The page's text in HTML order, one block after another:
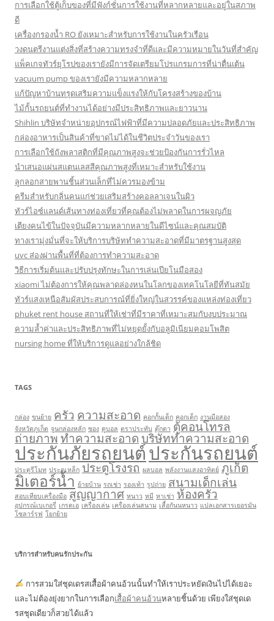
การเลือกใช้ตู้เก็บของที่มีฟังก์ชั่นการใช้งานที่หลากหลายและอยู่ในสภาพ
ดี
เครื่องกรองน้ำ RO ยังเหมาะสำหรับการใช้งานในครัวเรือน
วงดนตรีงานแต่งสิ่งที่สร้างความทรงจำที่ดีและมีความหมายในวันที่สำคัญ
แพ็คเกจทัวร์ยุโรปของเรายังมีการจัดเตรียมโปรแกรมการที่น่าตื่นเต้น
vacuum pump ของเรายังมีความหลากหลาย
แก้ปัญหาบ้านทรุดเสริมความแข็งแรงให้กับโครงสร้างของบ้าน
ไม้กั้นรถยนต์ที่ทำงานได้อย่างมีประสิทธิภาพและยาวนาน
Shihlin บริษัทจำหน่ายอุปกรณ์ไฟฟ้าที่มีความปลอดภัยและประสิทธิภาพ
กล่องอาหารเป็นสินค้าที่ขาดไม่ได้ในชีวิตประจำวันของเรา
การเลือกใช้ถังพลาสติกที่มีคุณภาพสูงจะช่วยป้องกันการรั่วไหล
นำเสนอแผ่นสแตนเลสสีคุณภาพสูงที่เหมาะสำหรับใช้งาน
ลูกลอกสายพานชิ้นส่วนเล็กที่ไม่ควรมองข้าม
ครีมสำหรับกลิ่นคนแก่ช่วยเสริมสร้างคอลลาเจนในผิว
ทัวร์ไอซ์แลนด์เส้นทางท่องเที่ยวที่คุณต้องไม่พลาดในการผจญภัย
เตียงคนไข้ในปัจจุบันมีความหลากหลายในดีไซน์และคุณสมบัติ
ทางเรามุ่งมั่นที่จะให้บริการบริษัททำความสะอาดที่มีมาตรฐานสูงสุด
uvc ส่องผ่านพื้นที่ที่ต้องการทำความสะอาด
วิธีการเริ่มต้นและปรับปรุงทักษะในการเล่นเปียโนมือสอง
xiaomi ไม่ต้องการให้คุณพลาดล่องหนในโลกของเทคโนโลยีที่ทันสมัย
ทัวร์แสงเหนือสัมผัสประสบการณ์ที่ยิ่งใหญ่ในสวรรค์ของแหล่งท่องเที่ยว
phuket rent house สถานที่ให้เช่าที่มีราคาที่เหมาะสมกับงบประมาณ
ความล้ำค่าและประสิทธิภาพที่ไม่หยุดยั้งกับอลูมิเนียมคอมโพสิต
nursing home ที่ให้บริการดูแลอย่างใกล้ชิด
TAGS
กล่อง ขนย้าย ครัว ความสะอาด คอกกั้นเด็ก คอกเด็ก งานมือสอง
จังหวัดภูเก็ต จูนกล่องหลัก ซอง ดูบอล ตราประทับ ตุ๊กตา ตู้คอนโทรล
ถ่ายภาพทำความสะอาดบริษัททำความสะอาด
ประกันภัยรถยนต์ประกันรถยนต์
ประตูรีโมท ประตูเหล็ก ประตูโรงรถ ผลบอล พลังงานแสงอาทิตย์ ภูเก็ต
มิเตอร์น้ำ ย้ายบ้าน รถเช่า รองเท้า รูปถ่าย สนามเด็กเล่น
สอบเทียบเครื่องมือ สูญญากาศ หนาว หมี หาเช่า ห้องครัว
อุปกรณ์เบเกอรี่ เกรดเอ เครื่องเล่น เครื่องเล่นสนาม เสื้อกันนหนาว แปลเอกสารเยอรมัน
โซลาร์รูฟ โยกย้าย
บริการสำหรับคนรักประกัน
การสวมใส่ชุดเดรสเสื้อผ้าคนอ้วนนั้นทำให้เราประหยัดเงินไปได้เยอะ
และไม่ต้องยุ่งยากในการเลือกเสื้อผ้าคนอ้วนหลายชิ้นด้วย เพียงใส่ชุดเด
รสชุดเดียวก็สวยได้แล้ว